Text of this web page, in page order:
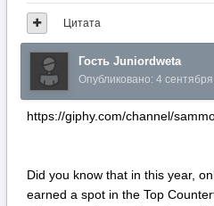
Цитата
Гость Juniordweta
Опубликовано: 4
https://giphy.com/channel/
Did you know that in this year,
earned a spot in the Top